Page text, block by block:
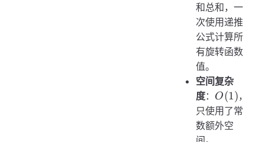
和总和，一
次使用递推
公式计算所
有旋转函数
值。
空间复杂
度： O(1)
O(1)，
只使用了常
数额外空